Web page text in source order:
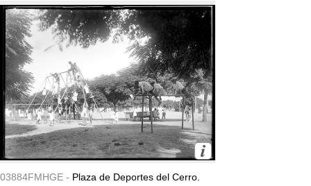
03884FMHGE - Plaza de Deportes del Cerro.